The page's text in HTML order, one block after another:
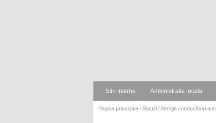
Stiri interne Administratie locala
Pagina principala / Social / Atenţie conducători